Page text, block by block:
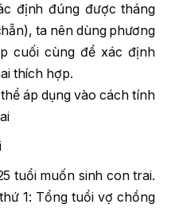
định đúng được tháng
ta nên dùng phương
cuối cùng để xác định
thích hợp.
áp dụng vào cách tính
tuổi muốn sinh con trai.
1: Tổng tuổi vợ chồng